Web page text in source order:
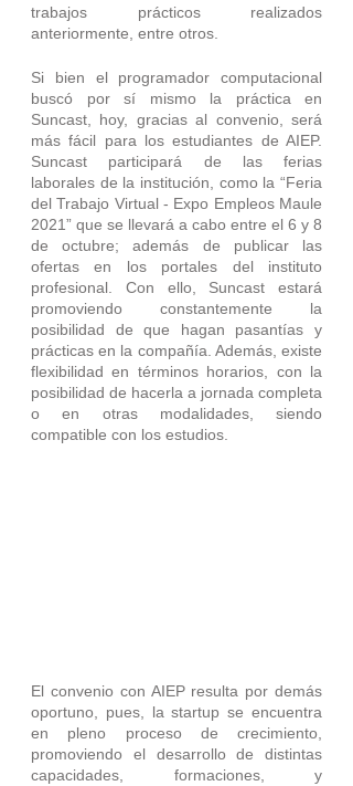
trabajos prácticos realizados
anteriormente, entre otros.
Si bien el programador computacional
buscó por sí mismo la práctica en
Suncast, hoy, gracias al convenio, será
más fácil para los estudiantes de AIEP.
Suncast participará de las ferias
laborales de la institución, como la “Feria
del Trabajo Virtual - Expo Empleos Maule
2021” que se llevará a cabo entre el 6 y 8
de octubre; además de publicar las
ofertas en los portales del instituto
profesional. Con ello, Suncast estará
promoviendo constantemente la
posibilidad de que hagan pasantías y
prácticas en la compañía. Además, existe
flexibilidad en términos horarios, con la
posibilidad de hacerla a jornada completa
o en otras modalidades, siendo
compatible con los estudios.
El convenio con AIEP resulta por demás
oportuno, pues, la startup se encuentra
en pleno proceso de crecimiento,
promoviendo el desarrollo de distintas
capacidades, formaciones, y